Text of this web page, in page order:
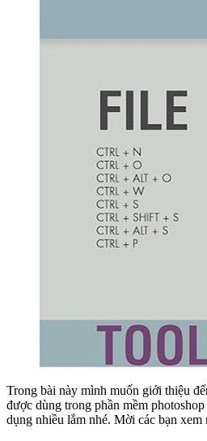
Trong bài này mình muốn giới thiệu
được dùng trong phần mềm
dụng nhiều lắm nhé. Mời các bạn xem